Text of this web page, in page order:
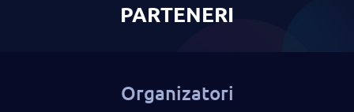
PARTENERI
Organizatori